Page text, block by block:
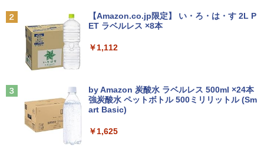
￥4,290
￥1,034
￥5,990
ラック
￥14,990
[Explicit]
￥250
【Amazon.co.jp限定】 い・ろ・は・す 2L P
ET ラベルレス ×8本
￥1,112
by Amazon 炭酸水 ラベルレス 500ml ×24本
強炭酸水 ペットボトル 500ミリリットル (Sm
art Basic)
￥1,625